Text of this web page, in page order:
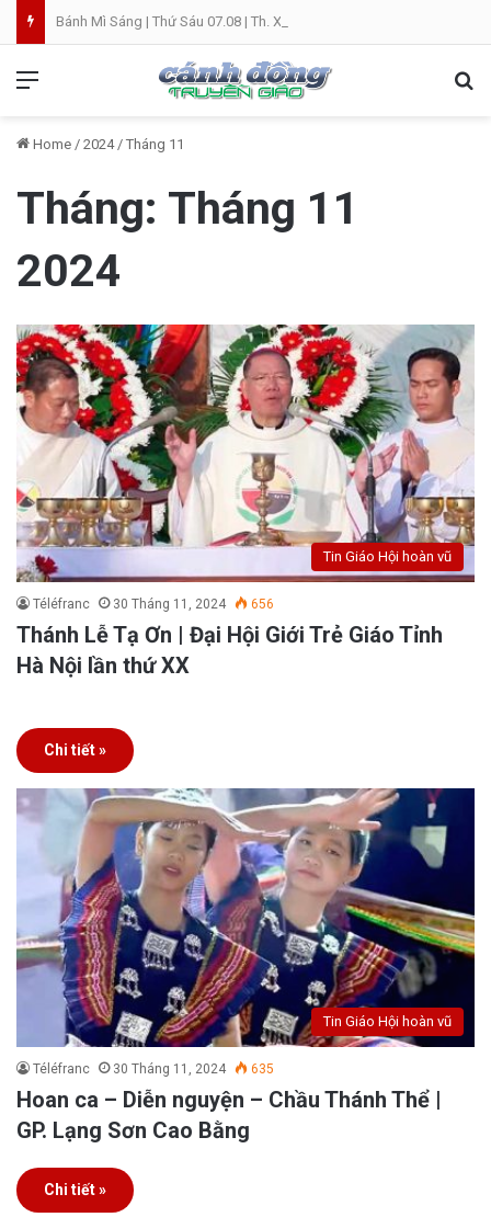
Home / 2024 / Tháng 11
Tháng: Tháng 11
2024
Tin Giáo Hội hoàn vũ
Téléfranc 30 Tháng 11, 2024 656
Thánh Lễ Tạ Ơn | Đại Hội Giới Trẻ Giáo Tỉnh
Hà Nội lần thứ XX
Chi tiết »
Tin Giáo Hội hoàn vũ
Téléfranc 30 Tháng 11, 2024 635
Hoan ca – Diễn nguyện – Chầu Thánh Thể |
GP. Lạng Sơn Cao Bằng
Chi tiết »